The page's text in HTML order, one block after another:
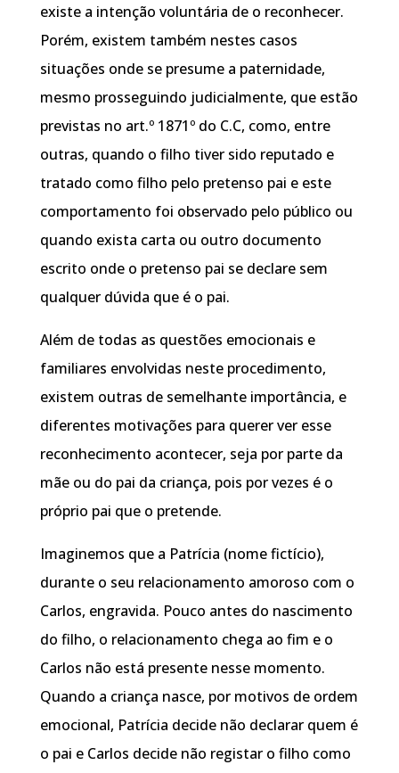
existe a intenção voluntária de o reconhecer.
Porém, existem também nestes casos
situações onde se presume a paternidade,
mesmo prosseguindo judicialmente, que estão
previstas no art.º 1871º do C.C, como, entre
outras, quando o filho tiver sido reputado e
tratado como filho pelo pretenso pai e este
comportamento foi observado pelo público ou
quando exista carta ou outro documento
escrito onde o pretenso pai se declare sem
qualquer dúvida que é o pai.
Além de todas as questões emocionais e
familiares envolvidas neste procedimento,
existem outras de semelhante importância, e
diferentes motivações para querer ver esse
reconhecimento acontecer, seja por parte da
mãe ou do pai da criança, pois por vezes é o
próprio pai que o pretende.
Imaginemos que a Patrícia (nome fictício),
durante o seu relacionamento amoroso com o
Carlos, engravida. Pouco antes do nascimento
do filho, o relacionamento chega ao fim e o
Carlos não está presente nesse momento.
Quando a criança nasce, por motivos de ordem
emocional, Patrícia decide não declarar quem é
o pai e Carlos decide não registar o filho como